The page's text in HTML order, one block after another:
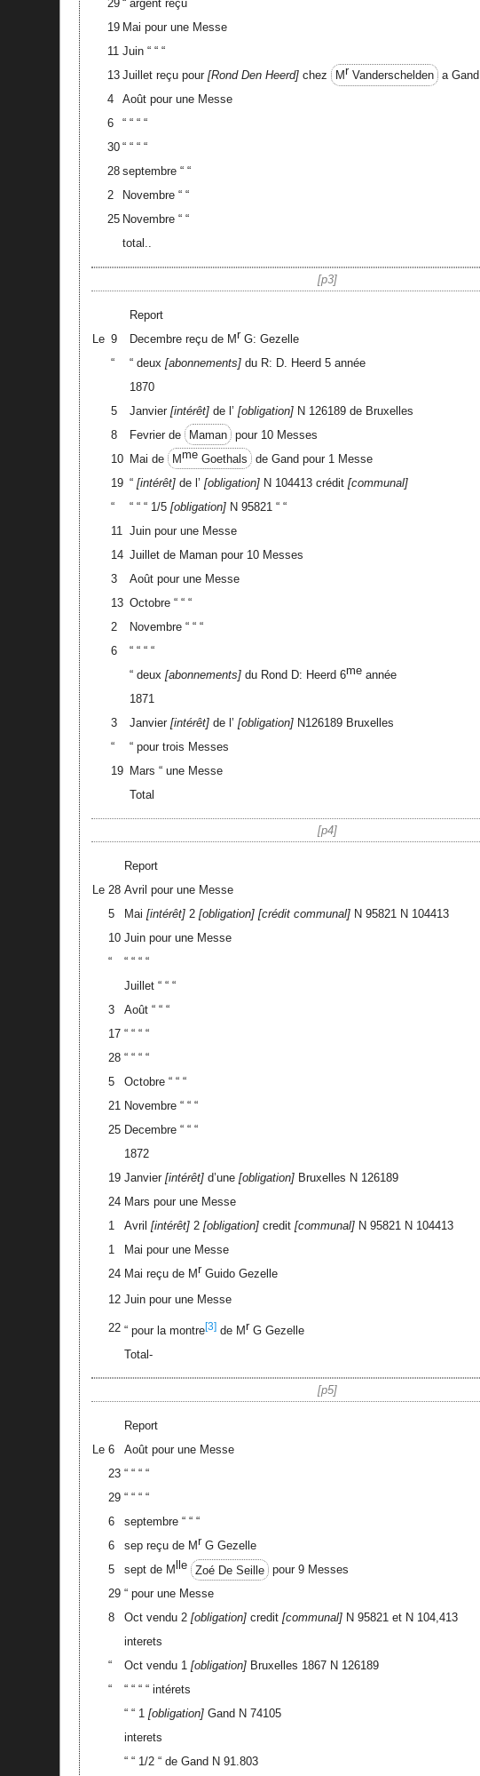
29 “ argent reçu
19 Mai pour une Messe
11 Juin “ “ “
13 Juillet reçu pour Rond Den Heerd chez Mr Vanderschelden a Gand
4
Août pour une Messe
6
“ “ “ “
30 “ “ “ “
28 septembre “ “
2
Novembre “ “
25 Novembre “ “
total..
p3
Report
Le 9 Decembre reçu de Mr G: Gezelle
“
“ deux abonnements du R: D. Heerd 5 année
1870
5
Janvier intérêt de l’ obligation N 126189 de Bruxelles
8
Fevrier de Maman pour 10 Messes
10 Mai de MmeGoethals de Gand pour 1 Messe
19 “ intérêt de l’ obligation N 104413 crédit communal
“
“ “ “ 1/5 obligation N 95821 “ “
11
Juin pour une Messe
14 Juillet de Maman pour 10 Messes
3
Août pour une Messe
13 Octobre “ “ “
2
Novembre “ “ “
6
“ “ “ “
“ deux abonnements du Rond D: Heerd 6meannée
1871
3
Janvier intérêt de l’ obligation N126189 Bruxelles
“
“ pour trois Messes
19 Mars “ une Messe
Total
p4
Report
Le 28 Avril pour une Messe
5
Mai intérêt 2 obligation crédit communal N 95821 N 104413
10 Juin pour une Messe
“
“ “ “ “
Juillet “ “ “
3
Août “ “ “
17 “ “ “ “
28 “ “ “ “
5
Octobre “ “ “
21 Novembre “ “ “
25 Decembre “ “ “
1872
19 Janvier intérêt d’une obligation Bruxelles N 126189
24 Mars pour une Messe
1
Avril intérêt 2 obligation credit communal N 95821 N 104413
1
Mai pour une Messe
24 Mai reçu de Mr Guido Gezelle
12 Juin pour une Messe
22 “ pour la montre[3]de Mr G Gezelle
Total-
p5
Report
Le 6 Août pour une Messe
23 “ “ “ “
29 “ “ “ “
6
septembre “ “ “
6
sep reçu de Mr G Gezelle
5
sept de M lle Zoé De Seille pour 9 Messes
29 “ pour une Messe
8
Oct vendu 2 obligation credit communal N 95821 et N 104,413
interets
“
Oct vendu 1 obligation Bruxelles 1867 N 126189
“
“ “ “ “ intérets
“ “ 1 obligation Gand N 74105
interets
“ “ 1/2 “ de Gand N 91.803